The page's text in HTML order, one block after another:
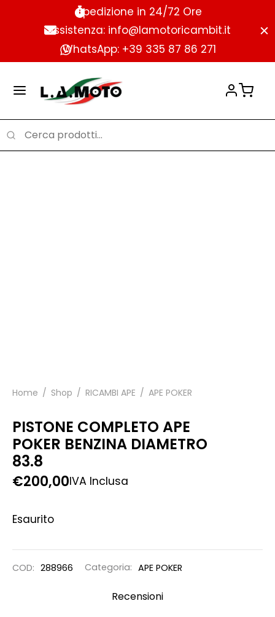
Spedizione in 24/72 Ore
Assistenza: info@lamotoricambit.it
WhatsApp: +39 335 87 86 271
Home / Shop / RICAMBI APE / APE POKER
PISTONE COMPLETO APE
POKER BENZINA DIAMETRO
83.8
€200,00IVA Inclusa
Esaurito
COD: 288966 Categoria: APE POKER
Recensioni